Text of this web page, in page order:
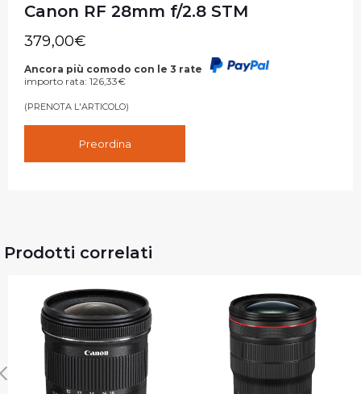
Canon RF 28mm f/2.8 STM
379,00€
Ancora più comodo con le 3 rate
importo rata: 126,33€
(PRENOTA L'ARTICOLO)
Preordina
Prodotti correlati